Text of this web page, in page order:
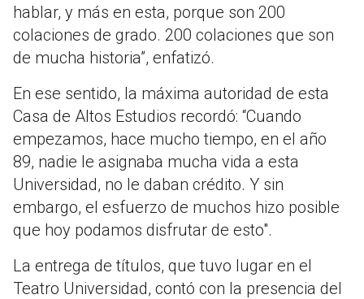
hablar, y más en esta, porque son 200
colaciones de grado. 200 colaciones que son
de mucha historia”, enfatizó.
En ese sentido, la máxima autoridad de esta
Casa de Altos Estudios recordó: “Cuando
empezamos, hace mucho tiempo, en el año
89, nadie le asignaba mucha vida a esta
Universidad, no le daban crédito. Y sin
embargo, el esfuerzo de muchos hizo posible
que hoy podamos disfrutar de esto".
La entrega de títulos, que tuvo lugar en el
Teatro Universidad, contó con la presencia del